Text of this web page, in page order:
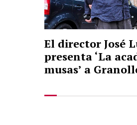
El director José
presenta ‘La
musas’ a